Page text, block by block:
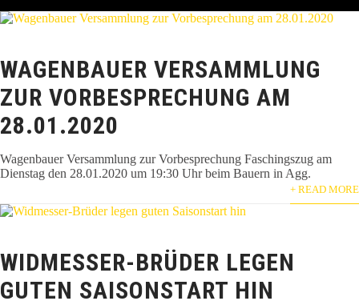
WAGENBAUER VERSAMMLUNG
ZUR VORBESPRECHUNG AM
28.01.2020
Wagenbauer Versammlung zur Vorbesprechung Faschingszug am
Dienstag den 28.01.2020 um 19:30 Uhr beim Bauern in Agg.
+ READ MORE
WIDMESSER-BRÜDER LEGEN
GUTEN SAISONSTART HIN